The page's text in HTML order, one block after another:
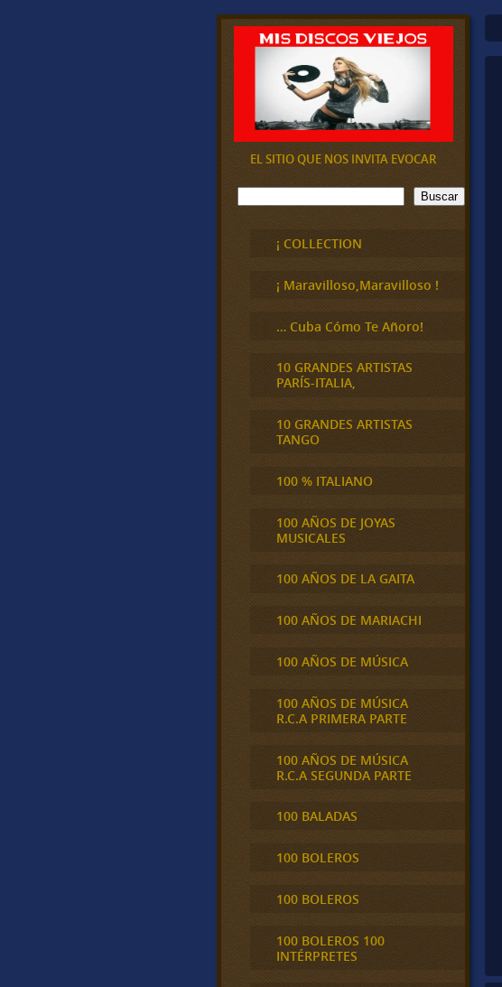
EL SITIO QUE NOS INVITA EVOCAR
B
u
Buscar
¡ COLLECTION
¡ Maravilloso,Maravilloso !
… Cuba Cómo Te Añoro!
10 GRANDES ARTISTAS
PARÍS-ITALIA,
10 GRANDES ARTISTAS
TANGO
100 % ITALIANO
100 AÑOS DE JOYAS
MUSICALES
100 AÑOS DE LA GAITA
100 AÑOS DE MARIACHI
100 AÑOS DE MÚSICA
100 AÑOS DE MÚSICA
R.C.A PRIMERA PARTE
100 AÑOS DE MÚSICA
R.C.A SEGUNDA PARTE
100 BALADAS
100 BOLEROS
100 BOLEROS
100 BOLEROS 100
INTÉRPRETES